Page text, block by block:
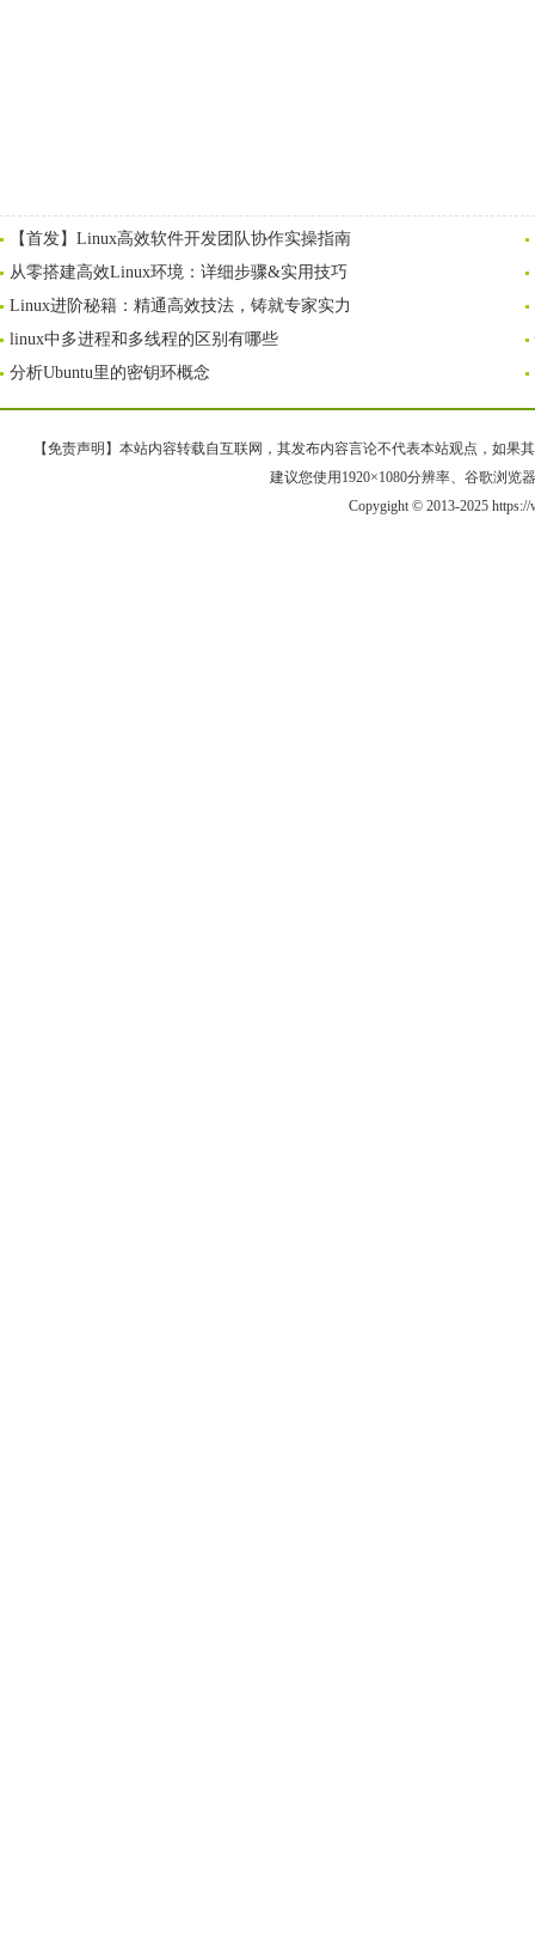
【首发】Linux高效软件开发团队协作实操指南
从零搭建高效Linux环境：详细步骤&实用技巧
Linux进阶秘籍：精通高效技法，铸就专家实力
linux中多进程和多线程的区别有哪些
分析Ubuntu里的密钥环概念
【免责声明】本站内容转载自互联网，其发布内容言论不代表本站观点，如果
建议您使用1920×1080分辨率、谷歌浏览
Copygight © 2013-2025